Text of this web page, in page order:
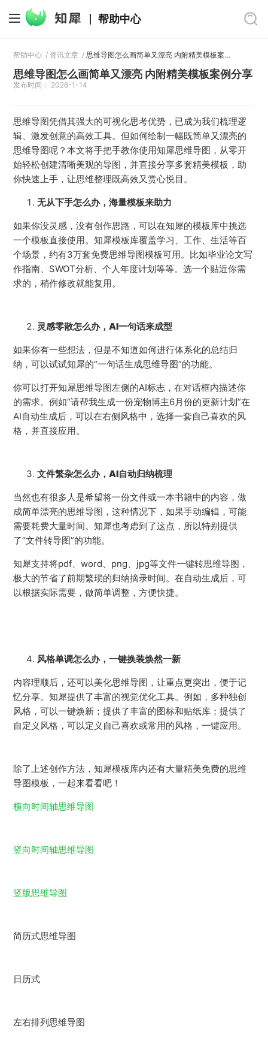
帮助中心
帮助中心 / 资讯文章 / 思维导图怎么画简单又漂亮 内附精美模板案例分享
思维导图怎么画简单又漂亮 内附精美模板案例分享
发布时间： 2026-1-14
思维导图凭借其强大的可视化思考优势，已成为我们梳理逻
辑、激发创意的高效工具。但如何绘制一幅既简单又漂亮的
思维导图呢？本文将手把手教你使用知犀思维导图，从零开
始轻松创建清晰美观的导图，并直接分享多套精美模板，助
你快速上手，让思维整理既高效又赏心悦目。
无从下手怎么办，海量模板来助力
如果你没灵感，没有创作思路，可以在知犀的模板库中挑选
一个模板直接使用。知犀模板库覆盖学习、工作、生活等百
个场景，约有3万套免费思维导图模板可用。比如毕业论文写
作指南、SWOT分析、个人年度计划等等。选一个贴近你需
求的，稍作修改就能复用。
灵感零散怎么办，AI一句话来成型
如果你有一些想法，但是不知道如何进行体系化的总结归
纳，可以试试知犀的“一句话生成思维导图”的功能。
你可以打开知犀思维导图左侧的AI标志，在对话框内描述你
的需求。例如“请帮我生成一份宠物博主6月份的更新计划”在
AI自动生成后，可以在右侧风格中，选择一套自己喜欢的风
格，并直接应用。
文件繁杂怎么办，AI自动归纳梳理
当然也有很多人是希望将一份文件或一本书籍中的内容，做
成简单漂亮的思维导图，这种情况下，如果手动编辑，可能
需要耗费大量时间。知犀也考虑到了这点，所以特别提供
了“文件转导图”的功能。
知犀支持将pdf、word、png、jpg等文件一键转思维导图，
极大的节省了前期繁琐的归纳摘录时间。在自动生成后，可
以根据实际需要，做简单调整，方便快捷。
风格单调怎么办，一键换装焕然一新
内容理顺后，还可以美化思维导图，让重点更突出，便于记
忆分享。知犀提供了丰富的视觉优化工具。例如，多种独创
风格，可以一键焕新；提供了丰富的图标和贴纸库；提供了
自定义风格，可以定义自己喜欢或常用的风格，一键应用。
除了上述创作方法，知犀模板库内还有大量精美免费的思维
导图模板，一起来看看吧！
横向时间轴思维导图
竖向时间轴思维导图
竖版思维导图
简历式思维导图
日历式
左右排列思维导图